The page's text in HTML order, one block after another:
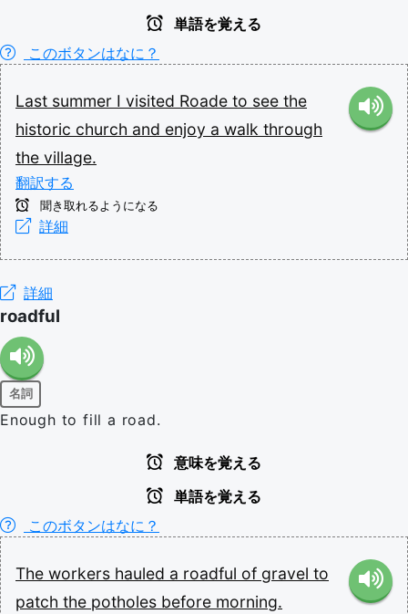
単語を覚える
このボタンはなに？
Last summer I visited Roade to see the
historic church and enjoy a walk through
the village.
翻訳する
聞き取れるようになる
詳細
詳細
roadful
名詞
Enough to fill a road.
意味を覚える
単語を覚える
このボタンはなに？
The workers hauled a roadful of gravel to
patch the potholes before morning.